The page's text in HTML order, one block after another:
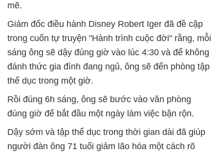
mẽ.
Giám đốc điều hành Disney Robert Iger đã đề cập
trong cuốn tự truyện "Hành trình cuộc đời" rằng, mỗi
sáng ông sẽ dậy đúng giờ vào lúc 4:30 và để không
đánh thức gia đình đang ngủ, ông sẽ đến phòng tập
thể dục trong một giờ.
Rồi đúng 6h sáng, ông sẽ bước vào văn phòng
đúng giờ để bắt đầu một ngày làm việc bận rộn.
Dậy sớm và tập thể dục trong thời gian dài đã giúp
người đàn ông 71 tuổi giảm lão hóa một cách rõ